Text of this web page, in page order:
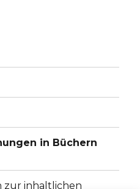
in Büchern
zur inhaltlichen